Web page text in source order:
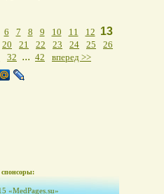
6 7 8 9 10 11 12 13
20 21 22 23 24 25
26
32 ... 42 вперед >>
«MedPages.su»